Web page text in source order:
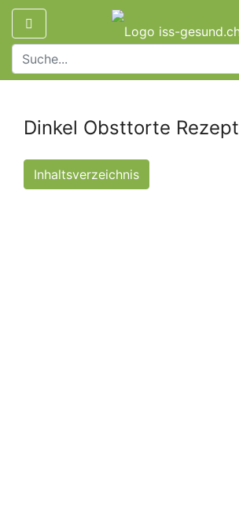
Dinkel Obsttorte Rezept
Inhaltsverzeichnis